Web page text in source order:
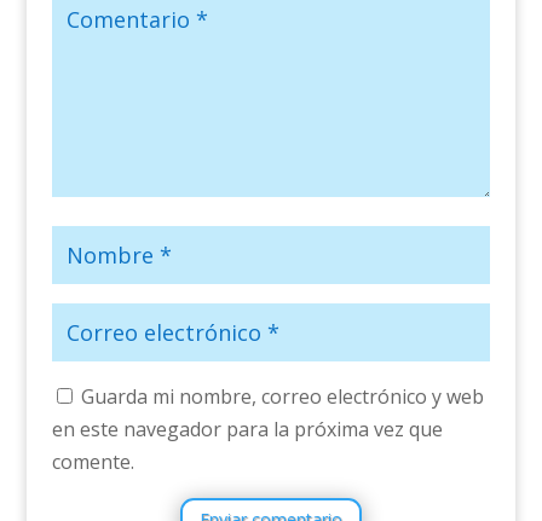
Guarda mi nombre, correo electrónico y web
en este navegador para la próxima vez que
comente.